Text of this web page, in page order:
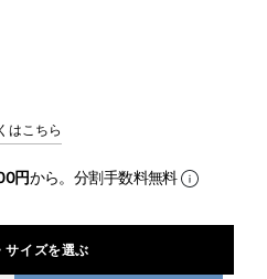
はこちら
円から。分割手数料無料
サイズを選ぶ